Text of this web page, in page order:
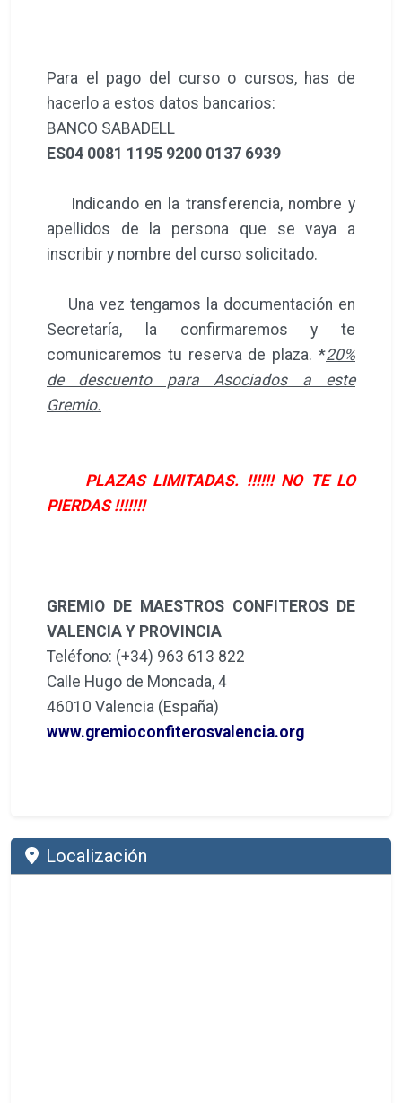
Para el pago del curso o cursos, has de
hacerlo a estos datos bancarios:
BANCO SABADELL
ES04 0081 1195 9200 0137 6939
Indicando en la transferencia, nombre y
apellidos de la persona que se vaya a
inscribir y nombre del curso solicitado.
Una vez tengamos la documentación en
Secretaría, la confirmaremos y te
comunicaremos tu reserva de plaza. *20%
de descuento para Asociados a este
Gremio.
PLAZAS LIMITADAS. !!!!!! NO TE LO
PIERDAS !!!!!!!
GREMIO DE MAESTROS CONFITEROS DE
VALENCIA Y PROVINCIA
Teléfono: (+34) 963 613 822
Calle Hugo de Moncada, 4
46010 Valencia (España)
www.gremioconfiterosvalencia.org
Localización